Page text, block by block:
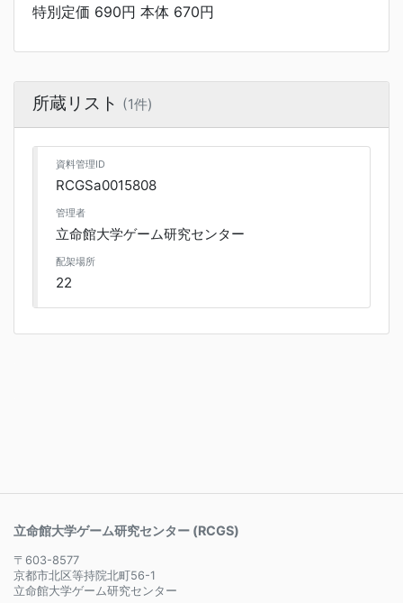
特別定価 690円 本体 670円
所蔵リスト (1件)
資料管理ID
RCGSa0015808
管理者
立命館大学ゲーム研究センター
配架場所
22
立命館大学ゲーム研究センター (RCGS)
〒603-8577
京都市北区等持院北町56-1
立命館大学ゲーム研究センター